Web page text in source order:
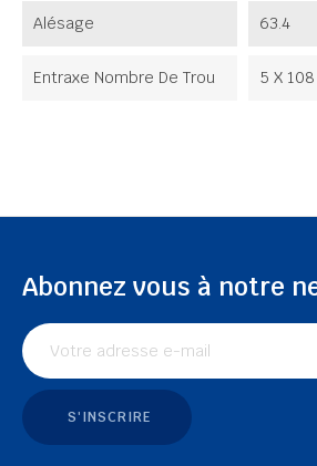
Alésage 63.4
Entraxe Nombre De Trou 5 X 108
Abonnez vous à notre
S'INSCRIRE